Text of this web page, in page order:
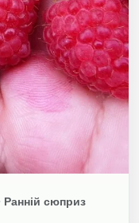
Ранній сюприз